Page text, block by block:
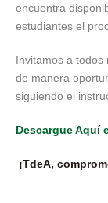
encuentra
estudiantes el
Invitamos a todos
de manera
siguiendo el
Descargue Aquí
¡TdeA,